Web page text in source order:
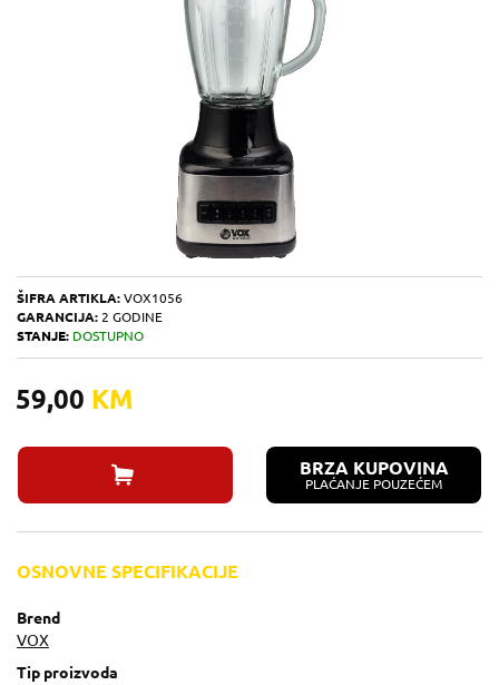
ŠIFRA ARTIKLA: VOX1056
GARANCIJA: 2 GODINE
STANJE: DOSTUPNO
59,00 KM
BRZA KUPOVINA
PLAĆANJE POUZEĆEM
OSNOVNE SPECIFIKACIJE
Brend
VOX
Tip proizvoda